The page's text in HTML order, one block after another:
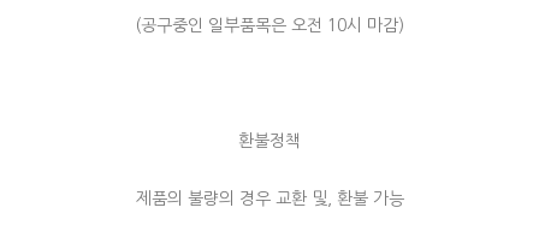
(공구중인 일부품목은 오전 10시 마감)
환불정책
제품의 불량의 경우 교환 및, 환불 가능